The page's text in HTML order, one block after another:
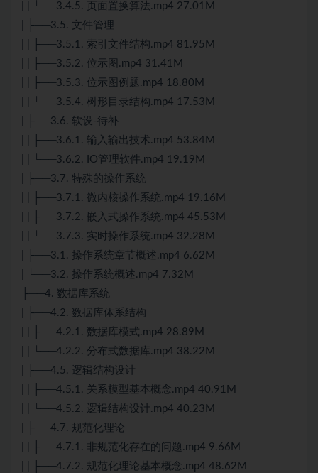
| | └──3.4.5. 页面置换算法.mp4 27.01M
| ├──3.5. 文件管理
| | ├──3.5.1. 索引文件结构.mp4 81.95M
| | ├──3.5.2. 位示图.mp4 31.41M
| | ├──3.5.3. 位示图例题.mp4 18.80M
| | └──3.5.4. 树形目录结构.mp4 17.53M
| ├──3.6. 软设-待补
| | ├──3.6.1. 输入输出技术.mp4 53.84M
| | └──3.6.2. IO管理软件.mp4 19.19M
| ├──3.7. 特殊的操作系统
| | ├──3.7.1. 微内核操作系统.mp4 19.16M
| | ├──3.7.2. 嵌入式操作系统.mp4 45.53M
| | └──3.7.3. 实时操作系统.mp4 32.28M
| ├──3.1. 操作系统章节概述.mp4 6.62M
| └──3.2. 操作系统概述.mp4 7.32M
├──4. 数据库系统
| ├──4.2. 数据库体系结构
| | ├──4.2.1. 数据库模式.mp4 28.89M
| | └──4.2.2. 分布式数据库.mp4 38.22M
| ├──4.5. 逻辑结构设计
| | ├──4.5.1. 关系模型基本概念.mp4 40.91M
| | └──4.5.2. 逻辑结构设计.mp4 40.23M
| ├──4.7. 规范化理论
| | ├──4.7.1. 非规范化存在的问题.mp4 9.66M
| | ├──4.7.2. 规范化理论基本概念.mp4 48.62M